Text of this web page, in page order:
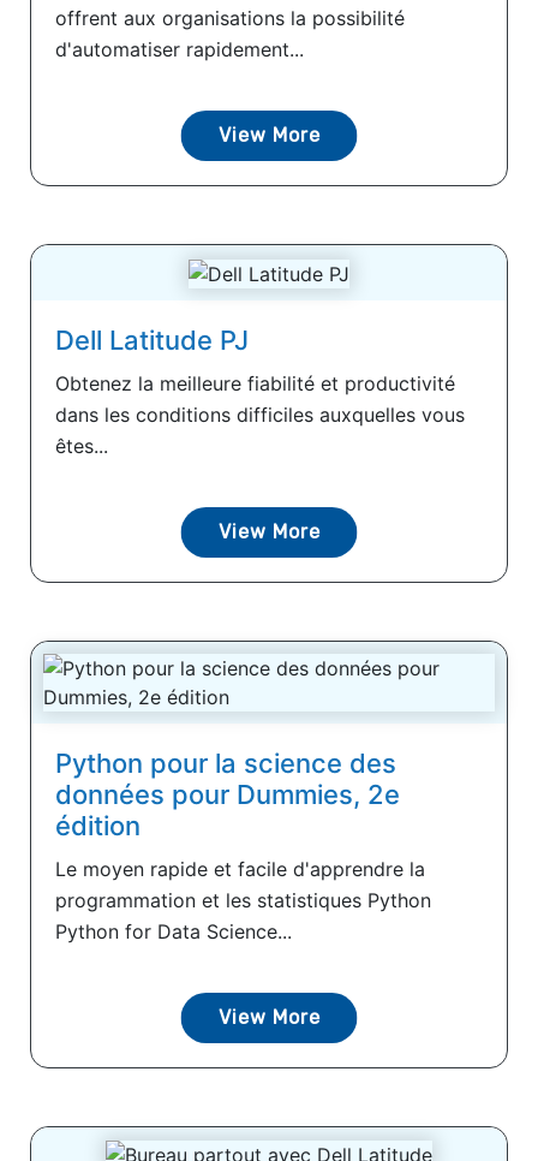
offrent aux organisations la possibilité
d'automatiser rapidement...
View More
Dell Latitude PJ
Obtenez la meilleure fiabilité et productivité
dans les conditions difficiles auxquelles vous
êtes...
View More
Python pour la science des
données pour Dummies, 2e
édition
Le moyen rapide et facile d'apprendre la
programmation et les statistiques Python
Python for Data Science...
View More